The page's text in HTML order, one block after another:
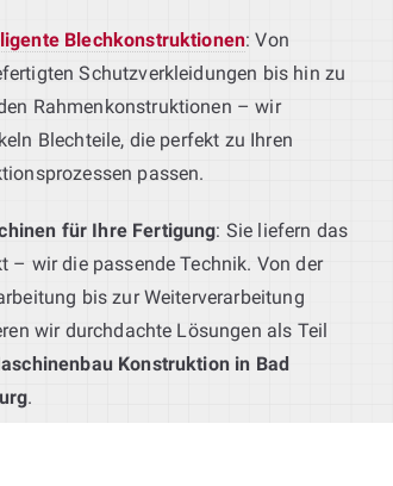
Blechkonstruktionen: Von
Schutzverkleidungen bis hin zu
Rahmenkonstruktionen – wir
Blechteile, die perfekt zu Ihren
passen.
für Ihre Fertigung: Sie liefern das
– wir die passende Technik. Von der
bis zur Weiterverarbeitung
wir durchdachte Lösungen als Teil
Konstruktion in Bad
.